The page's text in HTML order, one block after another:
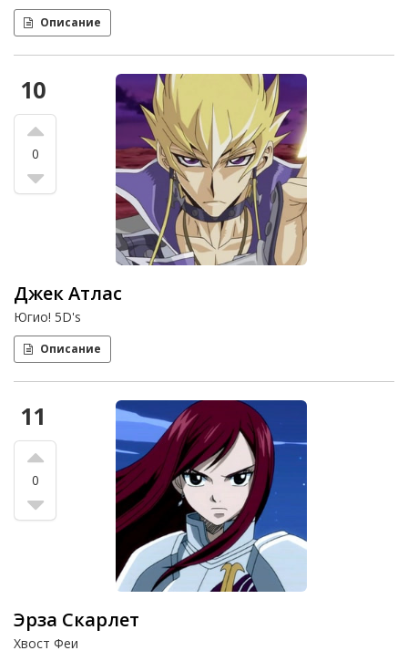
Описание
10
0
Джек Атлас
Югио! 5D's
Описание
11
0
Эрза Скарлет
Хвост Феи